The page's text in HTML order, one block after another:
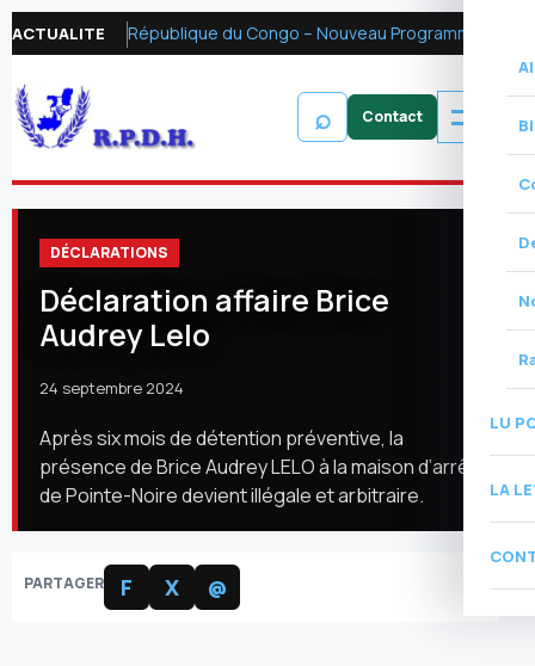
ACTUALITE
⌕
LU
LA
DÉCLARATIONS
Déclaration affaire Brice
Audrey Lelo
24 septembre 2024
Après six mois de détention préventive, la
présence de Brice Audrey LELO à la maison d’arrêt
de Pointe-Noire devient illégale et arbitraire.
PARTAGER F X @